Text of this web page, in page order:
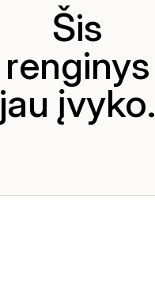
Šis
renginys
jau įvyko.